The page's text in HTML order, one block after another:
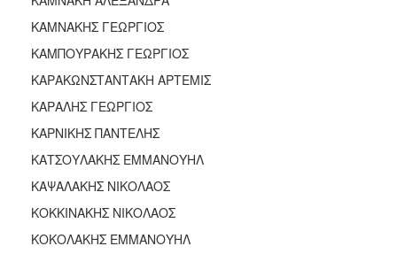
ΚΑΜΝΑΚΗΣ ΓΕΩΡΓΙΟΣ
ΚΑΜΠΟΥΡΑΚΗΣ ΓΕΩΡΓΙΟΣ
ΚΑΡΑΚΩΝΣΤΑΝΤΑΚΗ ΑΡΤΕΜΙΣ
ΚΑΡΑΛΗΣ ΓΕΩΡΓΙΟΣ
ΚΑΡΝΙΚΗΣ ΠΑΝΤΕΛΗΣ
ΚΑΤΣΟΥΛΑΚΗΣ ΕΜΜΑΝΟΥΗΛ
ΚΑΨΑΛΑΚΗΣ ΝΙΚΟΛΑΟΣ
ΚΟΚΚΙΝΑΚΗΣ ΝΙΚΟΛΑΟΣ
ΚΟΚΟΛΑΚΗΣ ΕΜΜΑΝΟΥΗΛ